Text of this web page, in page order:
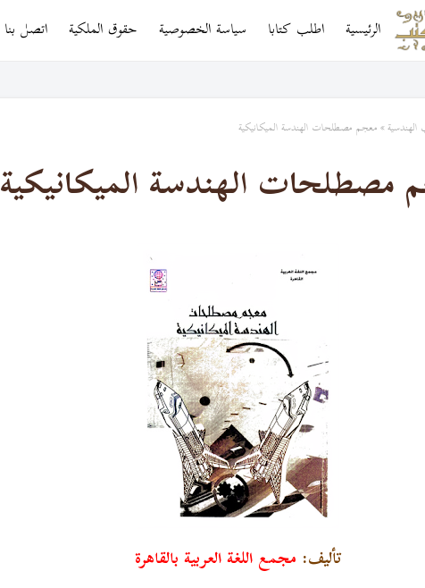
الرئيسية اطلب كتابا سياسة الخصوصية حقوق الملكية اتصل بنا
معجم مصطلحات الهندسة الميكانيكية
مصطلحات الهندسة الميكانيكية
تأليف:مجمع اللغة العربية بالقاهرة